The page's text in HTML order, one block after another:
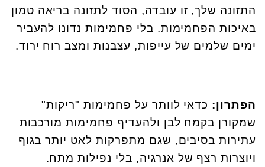
התזונה שלך, זו עובדה, הסוד לתזונה בריאה טמון
באיכות הפחמימות. בלי פחמימות נדונו להעביר
ימים שלמים של עייפות, עצבנות ומצב רוח ירוד.
הפתרון: כדאי לוותר על פחמימות "ריקות"
שמקורן בקמח לבן ולהעדיף פחמימות מורכבות
עתירות בסיבים, שגם מתפרקות לאט יותר בגוף
ויוצרות רצף של אנרגיה, בלי נפילות מתח.